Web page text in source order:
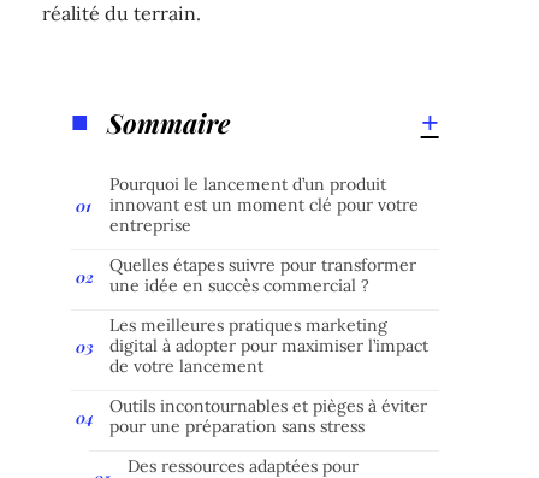
réalité du terrain.
Sommaire
Pourquoi le lancement d’un produit
innovant est un moment clé pour votre
entreprise
Quelles étapes suivre pour transformer
une idée en succès commercial ?
Les meilleures pratiques marketing
digital à adopter pour maximiser l’impact
de votre lancement
Outils incontournables et pièges à éviter
pour une préparation sans stress
Des ressources adaptées pour